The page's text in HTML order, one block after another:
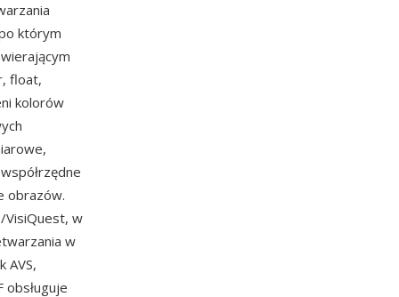
którym
float,
kolorów
obrazów.
VisiQuest, w
w
AVS,
obsługuje